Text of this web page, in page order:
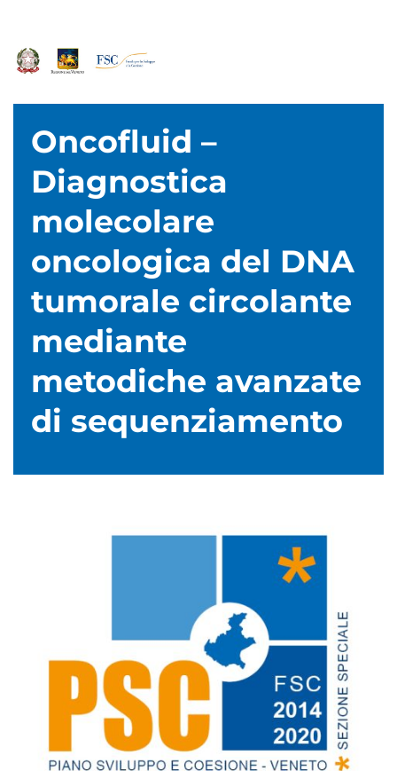
Oncofluid –
Diagnostica
molecolare
oncologica del DNA
tumorale circolante
mediante
metodiche avanzate
di sequenziamento